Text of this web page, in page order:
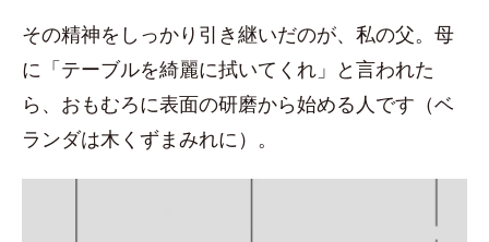
その精神をしっかり引き継いだのが、私の父。母
に「テーブルを綺麗に拭いてくれ」と言われた
ら、おもむろに表面の研磨から始める人です（ベ
ランダは木くずまみれに）。